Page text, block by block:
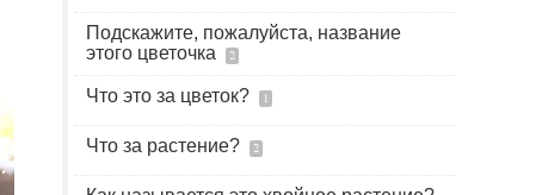
Подскажите, пожалуйста, название
этого цветочка
2
Что это за цветок? 1
Что за растение? 2